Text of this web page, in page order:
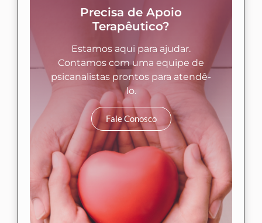
Precisa de Apoio
Terapêutico?
Estamos aqui para ajudar.
Contamos com uma equipe de
psicanalistas prontos para atendê-
lo.
Fale Conosco